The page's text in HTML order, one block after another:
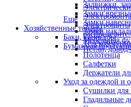
Задвижки,
Замки
Замки
Замки
Мебельная
Петли,
Еще
Хозяйственные товары
Баки, канистры
Бумажная
Полотенца
Салфетки
Держатели
Уход за одеждой и
Сушилки для
Гладильные